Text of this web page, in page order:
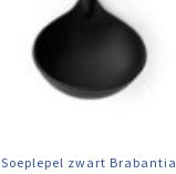
Soeplepel zwart Brabantia